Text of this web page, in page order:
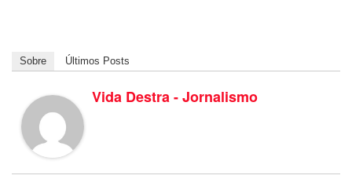
Sobre Últimos Posts
Vida Destra - Jornalismo